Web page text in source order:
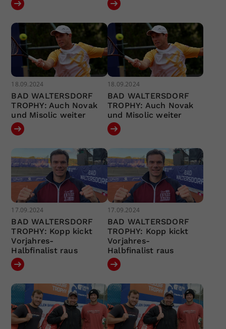
18.09.2024
BAD WALTERSDORF
TROPHY: Auch Novak
und Misolic weiter
18.09.2024
BAD WALTERSDORF
TROPHY: Auch Novak
und Misolic weiter
17.09.2024
BAD WALTERSDORF
TROPHY: Kopp kickt
Vorjahres-
Halbfinalist raus
17.09.2024
BAD WALTERSDORF
TROPHY: Kopp kickt
Vorjahres-
Halbfinalist raus